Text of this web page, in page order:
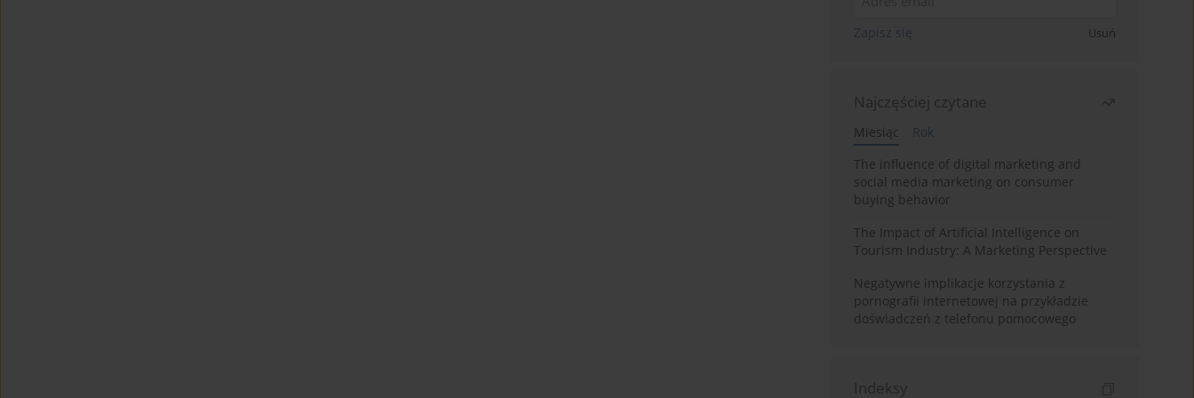
Zapisz się Usuń
Najczęściej czytane
Miesiąc
Rok
The influence of digital marketing and
social media marketing on consumer
buying behavior
The Impact of Artificial Intelligence on
Tourism Industry: A Marketing Perspective
Negatywne implikacje korzystania z
pornografii internetowej na przykładzie
doświadczeń z telefonu pomocowego
Indeksy